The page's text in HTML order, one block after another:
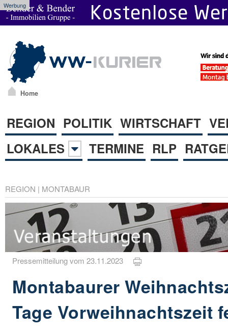
Werbung
Home
REGION POLITIK WIRTSCHAFT
LOKALES
TERMINE RLP
REGION | MONTABAUR
Pressemitteilung vom 23.11.2023
Montabaurer
Tage Vorweihnachtszeit